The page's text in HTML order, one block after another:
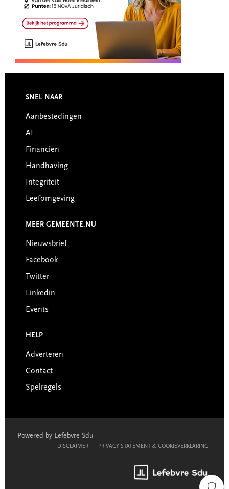
Footer
SNEL NAAR
Aanbestedingen
AI
Financiën
Handhaving
Integriteit
Leefomgeving
MEER GEMEENTE.NU
Nieuwsbrief
Facebook
Twitter
Linkedin
Events
HELP
Adverteren
Contact
Spelregels
Powered by Lefebvre Sdu
DISCLAIMER PRIVACY STATEMENT & COOKIEVERKLARING